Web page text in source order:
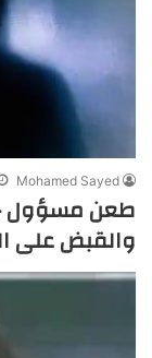
Mohamed Sayed
طعن مسؤول
والقبض على